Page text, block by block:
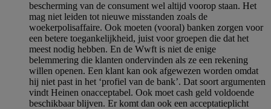
bescherming van de consument wel altijd voorop staan. Het
mag niet leiden tot nieuwe misstanden zoals de
woekerpolisaffaire. Ook moeten (vooral) banken zorgen voor
een betere toegankelijkheid, juist voor groepen die dat het
meest nodig hebben. En de Wwft is niet de enige
belemmering die klanten ondervinden als ze een rekening
willen openen. Een klant kan ook afgewezen worden omdat
hij niet past in het ‘profiel van de bank’. Dat soort argumenten
vindt Heinen onacceptabel. Ook moet cash geld voldoende
beschikbaar blijven. Er komt dan ook een acceptatieplicht